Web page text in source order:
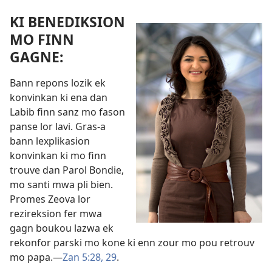
KI BENEDIKSION
MO FINN
GAGNE:
Bann repons lozik ek
konvinkan ki ena dan
Labib finn sanz mo fason
panse lor lavi. Gras-a
bann lexplikasion
konvinkan ki mo finn
trouve dan Parol Bondie,
mo santi mwa pli bien.
Promes Zeova lor
rezireksion fer mwa
gagn boukou lazwa ek
rekonfor parski mo kone ki enn zour mo pou retrouv
mo papa.​—Zan 5:28, 29.